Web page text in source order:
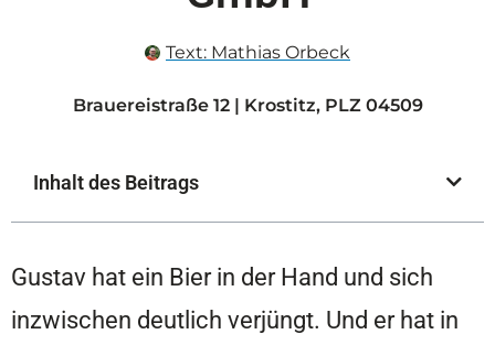
Text: Mathias Orbeck
Brauereistraße 12 | Krostitz, PLZ 04509
Inhalt des Beitrags
Gustav hat ein Bier in der Hand und sich
inzwischen deutlich verjüngt. Und er hat in